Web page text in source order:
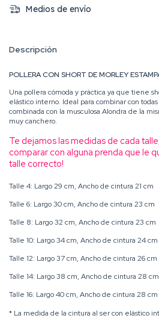
Medios de envío
Descripción
POLLERA CON SHORT DE MORLEY
Una pollera cómoda y práctica ya que tiene
elástico interno. Ideal para combinar con
combinada con la musculosa Alondra de la
muy canchero.
Te dejamos las medidas de cada
comparar con alguna prenda que le
talle correcto!
Talle 4: Largo 29 cm, Ancho de cintura 21 cm
Talle 6: Largo 30 cm, Ancho de cintura 23 cm
Talle 8: Largo 32 cm, Ancho de cintura 23 cm
Talle 10: Largo 34 cm, Ancho de cintura 24 cm
Talle 12: Largo 37 cm, Ancho de cintura 26 cm
Talle 14: Largo 38 cm, Ancho de cintura 28 cm
Talle 16: Largo 40 cm, Ancho de cintura 28 cm
* La medida de la cintura al ser con elástico